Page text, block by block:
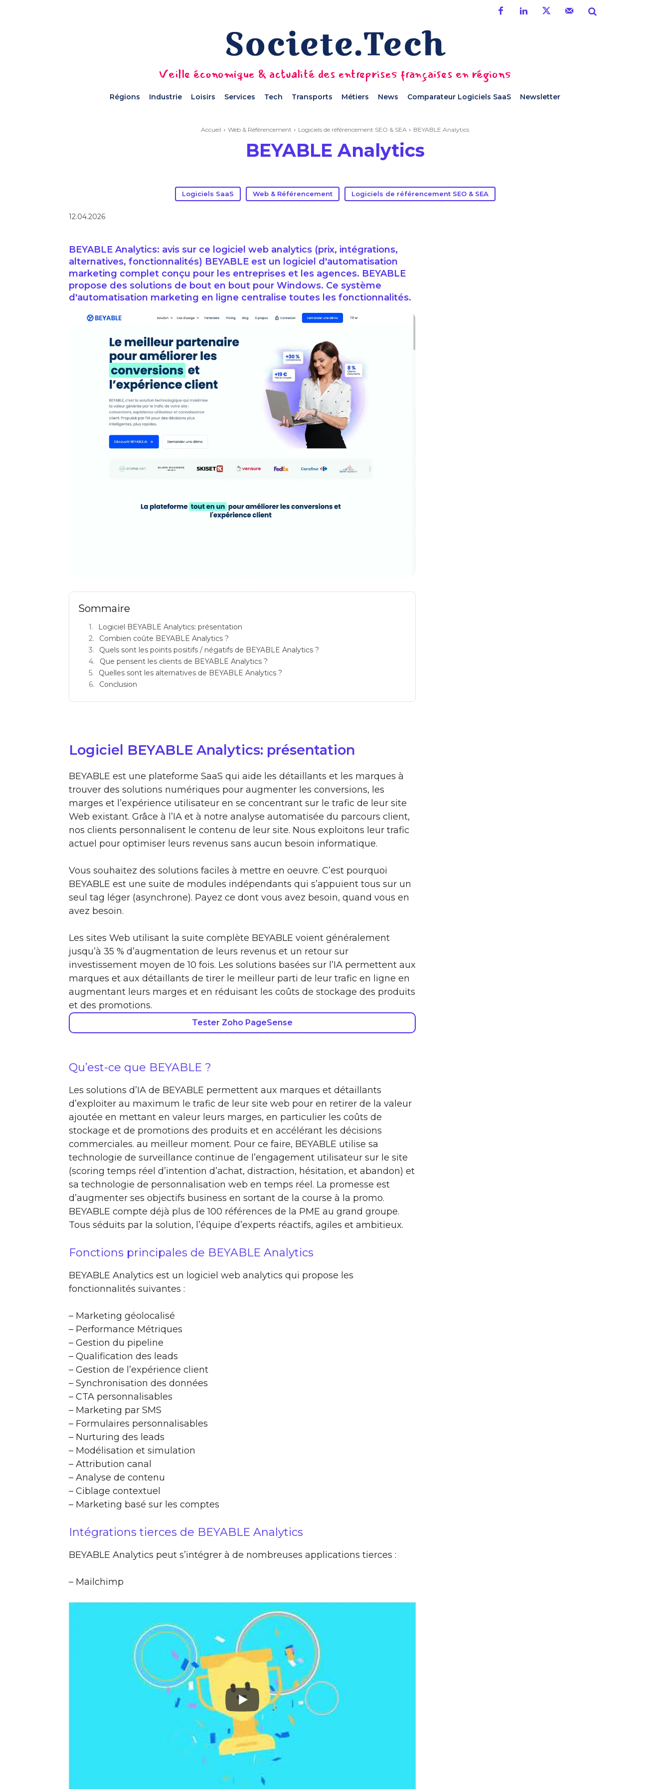
Veille économique & actualité des entreprises françaises en régions
Régions Industrie Loisirs Services Tech Transports Métiers News Comparateur Logiciels SaaS Newsletter
Accueil Web & Référencement Logiciels de référencement SEO & SEA BEYABLE Analytics
BEYABLE Analytics
Logiciels SaaS Web & Référencement Logiciels de référencement SEO & SEA
12.04.2026
BEYABLE Analytics: avis sur ce logiciel web analytics (prix, intégrations,
alternatives, fonctionnalités) BEYABLE est un logiciel d'automatisation
marketing complet conçu pour les entreprises et les agences. BEYABLE
propose des solutions de bout en bout pour Windows. Ce système
d'automatisation marketing en ligne centralise toutes les fonctionnalités.
Sommaire
Logiciel BEYABLE Analytics: présentation
Combien coûte BEYABLE Analytics ?
Quels sont les points positifs / négatifs de BEYABLE Analytics ?
Que pensent les clients de BEYABLE Analytics ?
Quelles sont les alternatives de BEYABLE Analytics ?
Conclusion
Logiciel BEYABLE Analytics: présentation
BEYABLE est une plateforme SaaS qui aide les détaillants et les marques à
trouver des solutions numériques pour augmenter les conversions, les
marges et l’expérience utilisateur en se concentrant sur le trafic de leur site
Web existant. Grâce à l’IA et à notre analyse automatisée du parcours client,
nos clients personnalisent le contenu de leur site. Nous exploitons leur trafic
actuel pour optimiser leurs revenus sans aucun besoin informatique.
Vous souhaitez des solutions faciles à mettre en oeuvre. C’est pourquoi
BEYABLE est une suite de modules indépendants qui s’appuient tous sur un
seul tag léger (asynchrone). Payez ce dont vous avez besoin, quand vous en
avez besoin.
Les sites Web utilisant la suite complète BEYABLE voient généralement
jusqu’à 35 % d’augmentation de leurs revenus et un retour sur
investissement moyen de 10 fois. Les solutions basées sur l’IA permettent aux
marques et aux détaillants de tirer le meilleur parti de leur trafic en ligne en
augmentant leurs marges et en réduisant les coûts de stockage des produits
et des promotions.
Tester Zoho PageSense
Qu’est-ce que BEYABLE ?
Les solutions d’IA de BEYABLE permettent aux marques et détaillants
d’exploiter au maximum le trafic de leur site web pour en retirer de la valeur
ajoutée en mettant en valeur leurs marges, en particulier les coûts de
stockage et de promotions des produits et en accélérant les décisions
commerciales. au meilleur moment. Pour ce faire, BEYABLE utilise sa
technologie de surveillance continue de l’engagement utilisateur sur le site
(scoring temps réel d’intention d’achat, distraction, hésitation, et abandon) et
sa technologie de personnalisation web en temps réel. La promesse est
d’augmenter ses objectifs business en sortant de la course à la promo.
BEYABLE compte déjà plus de 100 références de la PME au grand groupe.
Tous séduits par la solution, l’équipe d’experts réactifs, agiles et ambitieux.
Fonctions principales de BEYABLE Analytics
BEYABLE Analytics est un logiciel web analytics qui propose les
fonctionnalités suivantes :
– Marketing géolocalisé
– Performance Métriques
– Gestion du pipeline
– Qualification des leads
– Gestion de l’expérience client
– Synchronisation des données
– CTA personnalisables
– Marketing par SMS
– Formulaires personnalisables
– Nurturing des leads
– Modélisation et simulation
– Attribution canal
– Analyse de contenu
– Ciblage contextuel
– Marketing basé sur les comptes
Intégrations tierces de BEYABLE Analytics
BEYABLE Analytics peut s’intégrer à de nombreuses applications tierces :
– Mailchimp